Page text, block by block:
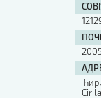
2005